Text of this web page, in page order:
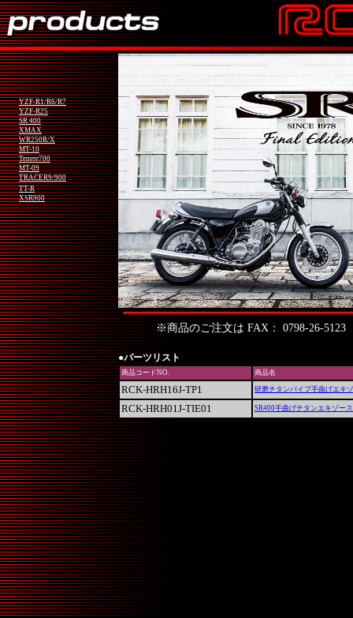
YZF-R1/R6/R7
YZF-R25
SR 400
XMAX
WR250R/X
MT-10
Tenere700
MT-09
TRACER9/900
TT-R
XSR900
※商品のご注文は FAX： 0798-26-
●パーツリスト
商品コードNO. 商品名
RCK-HRH16J-TP1 研磨チタンパイプ手曲げエキ
RCK-HRH01J-TIE01 SR400手曲げチタンエキゾー